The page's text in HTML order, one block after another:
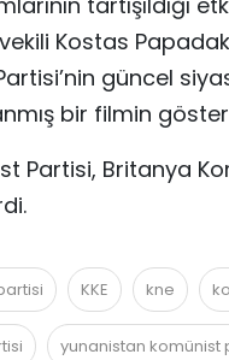
Kostas
güncel
bir filmin
Partisi, Britanya
KKE kne
yunanistan komünist